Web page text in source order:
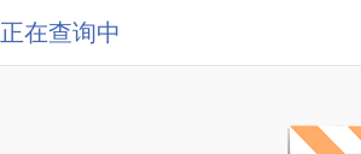
正在查询中